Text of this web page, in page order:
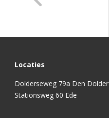
Locaties
Dolderseweg 79a Den Dolder
Stationsweg 60 Ede